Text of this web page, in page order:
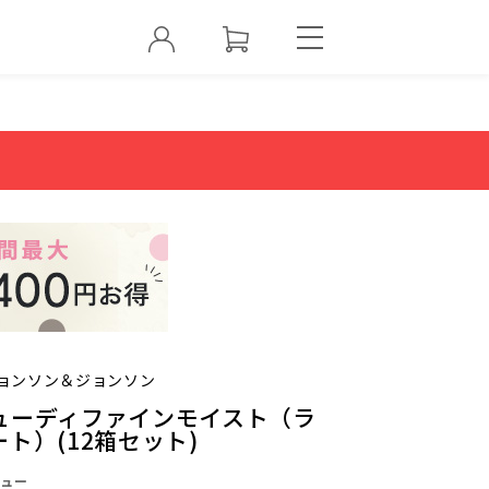
ンソン＆ジョンソン
ディファインモイスト（ラ
ト）(12箱セット)
ー